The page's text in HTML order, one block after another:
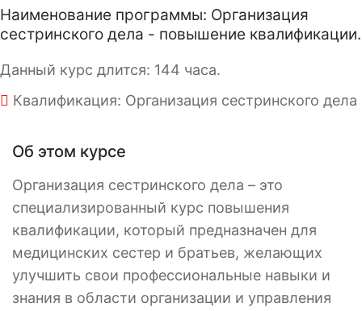
Наименование программы: Организация
сестринского дела - повышение квалификации.
Данный курс длится: 144 часа.
Квалификация: Организация сестринского дела
Об этом курсе
Организация сестринского дела – это
специализированный курс повышения
квалификации, который предназначен для
медицинских сестер и братьев, желающих
улучшить свои профессиональные навыки и
знания в области организации и управления